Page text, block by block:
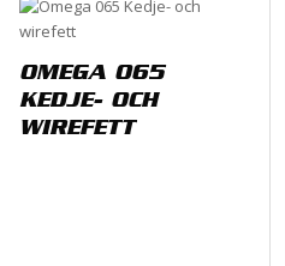
OMEGA 065
KEDJE- OCH
WIREFETT